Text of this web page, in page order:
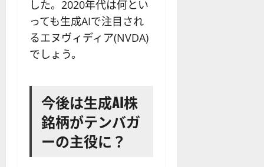
した。2020年代は何とい
っても生成AIで注目され
るエヌヴィディア(NVDA)
でしょう。
今後は生成AI株
銘柄がテンバガ
ーの主役に？